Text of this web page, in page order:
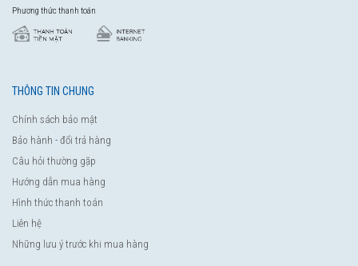
Phương thức thanh toán
THÔNG TIN CHUNG
Chính sách bảo mật
Bảo hành - đổi trả hàng
Câu hỏi thường gặp
Hướng dẫn mua hàng
Hình thức thanh toán
Liên hệ
Những lưu ý trước khi mua hàng